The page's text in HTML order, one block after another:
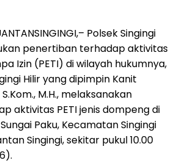
Polsek Singingi
penertiban terhadap aktivitas
Izin (PETI) di wilayah hukumnya,
Hilir yang dipimpin Kanit
M.H., melaksanakan
aktivitas PETI jenis dompeng di
Paku, Kecamatan Singingi
Singingi, sekitar pukul 10.00